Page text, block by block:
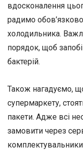
вдосконалення
радимо
холодильника.
порядок, щоб
бактерій.
Також нагадуємо,
супермаркету,
пакети. Адже всі
замовити через